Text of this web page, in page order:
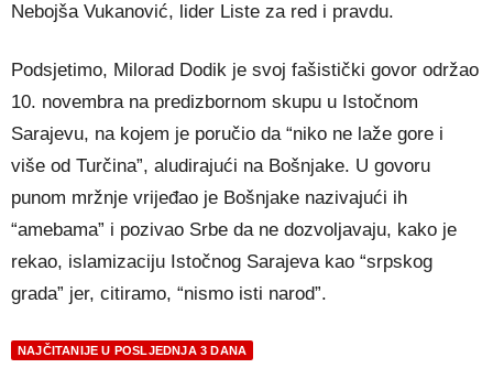
Nebojša Vukanović, lider Liste za red i pravdu.
Podsjetimo, Milorad Dodik je svoj fašistički govor održao
10. novembra na predizbornom skupu u Istočnom
Sarajevu, na kojem je poručio da “niko ne laže gore i
više od Turčina”, aludirajući na Bošnjake. U govoru
punom mržnje vrijeđao je Bošnjake nazivajući ih
“amebama” i pozivao Srbe da ne dozvoljavaju, kako je
rekao, islamizaciju Istočnog Sarajeva kao “srpskog
grada” jer, citiramo, “nismo isti narod”.
NAJČITANIJE U POSLJEDNJA 3 DANA